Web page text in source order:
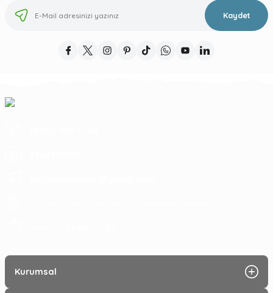
Kaydet
Kurumsal